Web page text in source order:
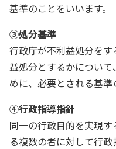
基準のことをいいます。
③処分基準
行政庁が不利益処分を
益処分とするかについ
めに、必要とされる基準
④行政指導指針
同一の行政目的を実現
る複数の者に対して行